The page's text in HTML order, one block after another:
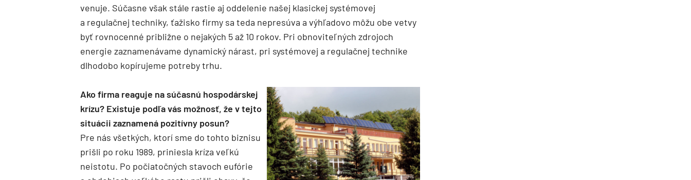
venuje. Súčasne však stále rastie aj oddelenie našej klasickej systémovej
a regulačnej techniky, ťažisko firmy sa teda nepresúva a výhľadovo môžu obe vetvy
byť rovnocenné približne o nejakých 5 až 10 rokov. Pri obnoviteľných zdrojoch
energie zaznamenávame dynamický nárast, pri systémovej a regulačnej technike
dlhodobo kopírujeme potreby trhu.
Ako firma reaguje na súčasnú hospodárskej
krízu? Existuje podľa vás možnosť, že v tejto
situácii zaznamená pozitívny posun?
Pre nás všetkých, ktorí sme do tohto biznisu
prišli po roku 1989, priniesla kríza veľkú
neistotu. Po počiatočných stavoch eufórie